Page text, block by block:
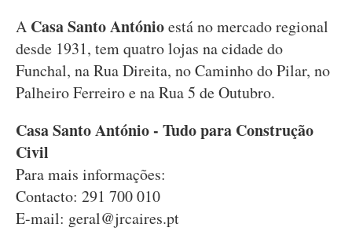
A Casa Santo Antónioestá no mercado regional
desde 1931, tem quatro lojas na cidade do
Funchal, na Rua Direita, no Caminho do Pilar, no
Palheiro Ferreiro e na Rua 5 de Outubro.
Casa Santo António - Tudo para Construção
Civil
Para mais informações:
Contacto: 291 700 010
E-mail: geral@jrcaires.pt